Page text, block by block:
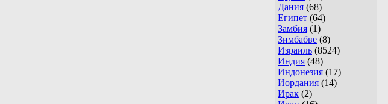
Дания (68)
Египет (64)
Замбия (1)
Зимбабве (8)
Израиль (8524)
Индия (48)
Индонезия (17)
Иордания (14)
Ирак (2)